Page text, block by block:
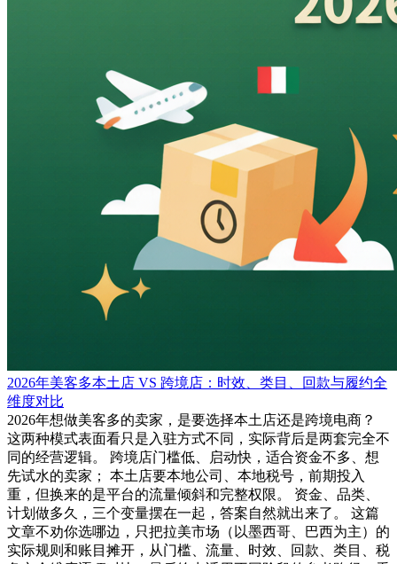
2026年美客多本土店 VS 跨境店：时效、类目、回款与履约全
维度对比
2026年想做美客多的卖家，是要选择本土店还是跨境电商？
这两种模式表面看只是入驻方式不同，实际背后是两套完全不
同的经营逻辑。 跨境店门槛低、启动快，适合资金不多、想
先试水的卖家； 本土店要本地公司、本地税号，前期投入
重，但换来的是平台的流量倾斜和完整权限。 资金、品类、
计划做多久，三个变量摆在一起，答案自然就出来了。 这篇
文章不劝你选哪边，只把拉美市场（以墨西哥、巴西为主）的
实际规则和账目摊开，从门槛、流量、时效、回款、类目、税